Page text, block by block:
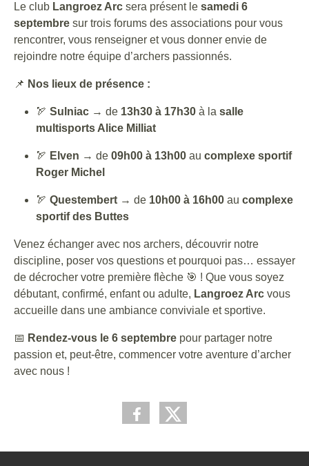
Le club Langroez Arc sera présent le samedi 6
septembre sur trois forums des associations pour vous
rencontrer, vous renseigner et vous donner envie de
rejoindre notre équipe d’archers passionnés.
📌 Nos lieux de présence :
🏹 Sulniac → de 13h30 à 17h30 à la salle
multisports Alice Milliat
🏹 Elven → de 09h00 à 13h00 au complexe sportif
Roger Michel
🏹 Questembert → de 10h00 à 16h00 au complexe
sportif des Buttes
Venez échanger avec nos archers, découvrir notre
discipline, poser vos questions et pourquoi pas… essayer
de décrocher votre première flèche 🎯 ! Que vous soyez
débutant, confirmé, enfant ou adulte, Langroez Arc vous
accueille dans une ambiance conviviale et sportive.
📅 Rendez-vous le 6 septembre pour partager notre
passion et, peut-être, commencer votre aventure d’archer
avec nous !